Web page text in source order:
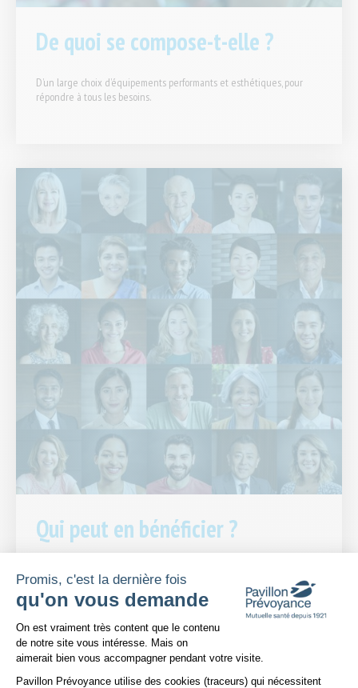
Promis, c'est la dernière fois
qu'on vous demande
Plateforme de Gestion du
On est vraiment très content que le contenu
de notre site vous intéresse. Mais on
aimerait bien vous accompagner pendant votre visite.
Pavillon Prévoyance utilise des cookies (traceurs) qui nécessitent
De quoi se compose-t-elle ?
D’un large choix d’équipements performants et esthétiques, pour
répondre à tous les besoins.
Qui peut en bénéficier ?
complémentaire santé responsable. Mais elle n’est pas obligatoire et
chacun reste libre de choisir les équipements qu’il souhaite.